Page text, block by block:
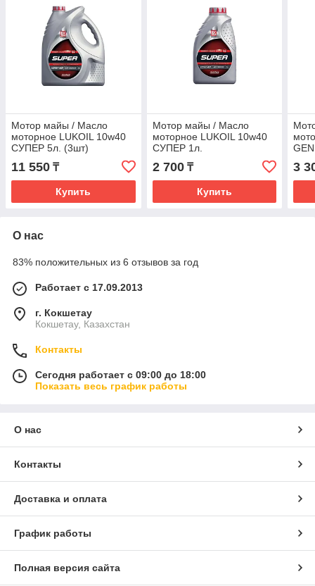
Мотор майы / Масло
моторное LUKOIL 10w40
СУПЕР 5л. (3шт)
11 550 ₸
Купить
Мотор майы / Масло
моторное LUKOIL 10w40
СУПЕР 1л.
2 700₸
Купить
3
О нас
83% положительных из 6 отзывов за год
Работает с 17.09.2013
г. Кокшетау
Кокшетау, Казахстан
Контакты
Сегодня работает с 09:00 до 18:00
Показать весь график работы
О нас
Контакты
Доставка и оплата
График работы
Полная версия сайта